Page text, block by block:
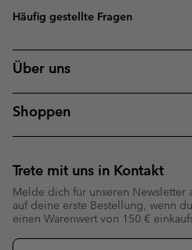
Häufig gestellte Fragen
Über uns
Shoppen
Trete mit uns in Kontakt
Melde dich für unseren Newsletter
auf deine erste Bestellung, wenn
einen Warenwert von 150 €
Newsletter-